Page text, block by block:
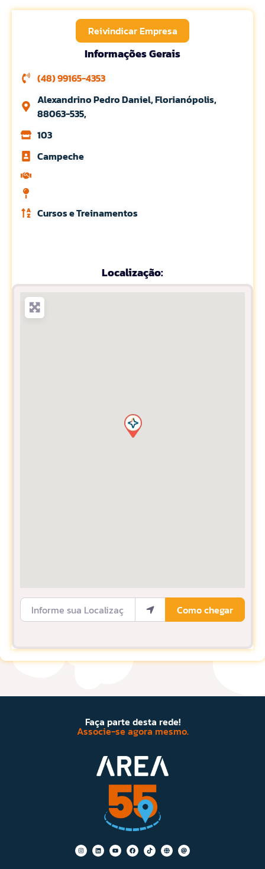
Reivindicar Empresa
Informações Gerais
(48) 99165-4353
Alexandrino Pedro Daniel, Florianópolis,
88063-535,
103
Campeche
Cursos e Treinamentos
Localização:
Informe sua Localização
Como chegar
Faça parte desta rede!
Associe-se agora mesmo.